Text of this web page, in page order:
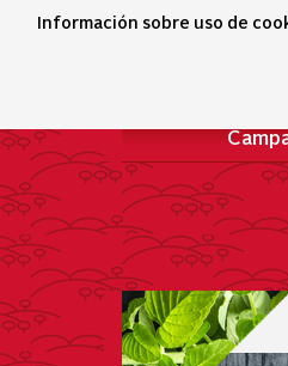
Información sobre uso de
Actualidad